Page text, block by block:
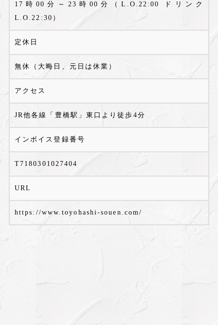
17時00分～23時00分（L.O.22:00 ドリンク
L.O.22:30）
定休日
無休（大晦日、元日は休業）
アクセス
JR他各線「豊橋駅」東口より徒歩4分
インボイス登録番号
T7180301027404
URL
https://www.toyohashi-souen.com/